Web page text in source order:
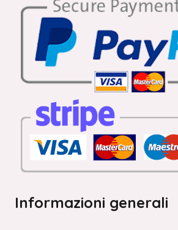
Informazioni generali